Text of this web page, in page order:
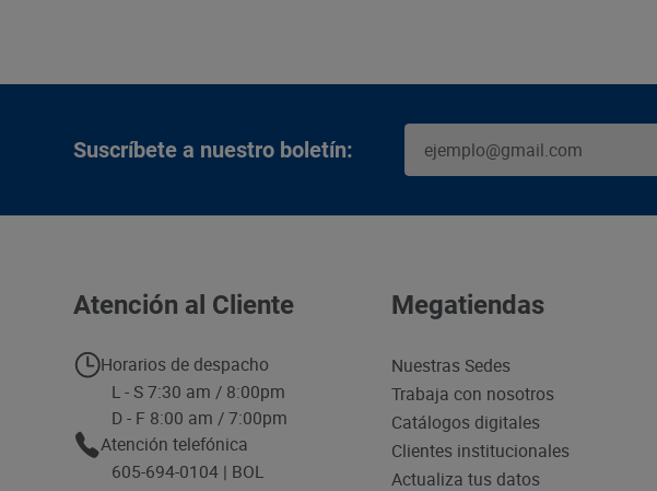
Suscríbete a nuestro boletín:
Atención al Cliente
Horarios de despacho
L - S 7:30 am / 8:00pm
D - F 8:00 am / 7:00pm
Atención telefónica
605-694-0104 | BOL
Megatiendas
Nuestras Sedes
Trabaja con nosotros
Catálogos digitales
Clientes institucionales
Actualiza tus datos